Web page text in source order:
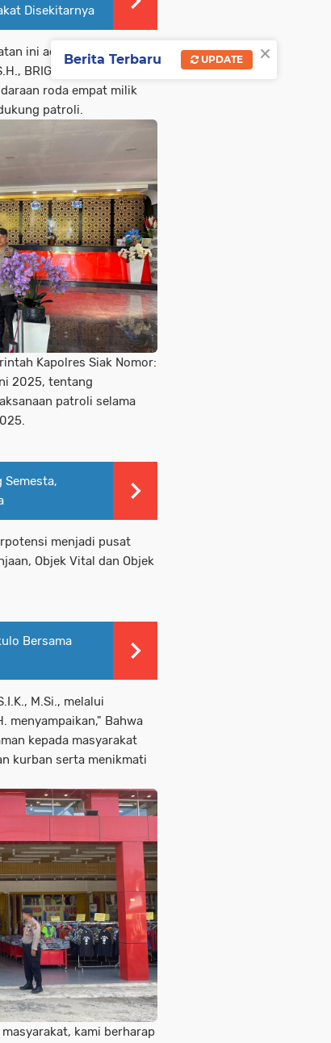
Disekitarnya
ini adalah AIPDA
BRIGADIR Wirsen, S.H.,
roda empat milik
patroli.
Kapolres Siak Nomor:
2025, tentang
patroli selama
Semesta,
menjadi pusat
Objek Vital dan Objek
Bersama
M.Si., melalui
menyampaikan," Bahwa
kepada masyarakat
kurban serta menikmati
kami berharap
×
Berita Terbaru UPDATE